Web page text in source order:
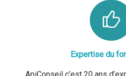
Expertise du